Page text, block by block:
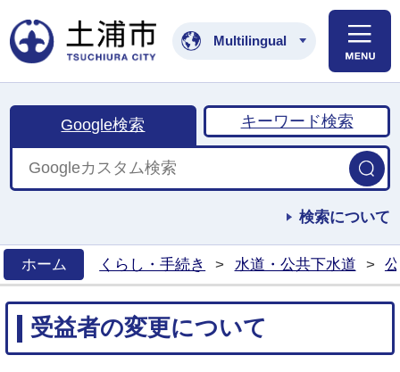
土浦市公式ホームペ
Multilingual
Google検索 キーワード検索
検索について
ホーム
くらし・手続き > 水道・公共下水道 >
受益者の変更について